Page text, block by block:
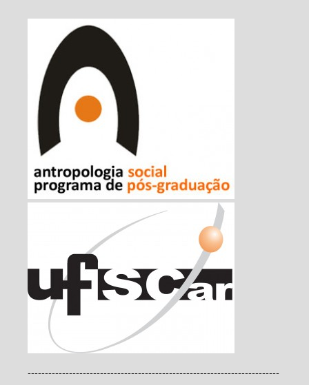
-------------------------------------------------------------------------